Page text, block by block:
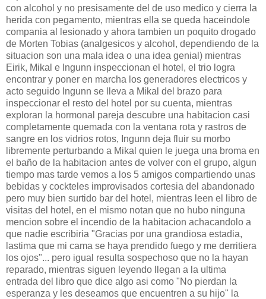
con alcohol y no presisamente del de uso medico y cierra la
herida con pegamento, mientras ella se queda haceindole
compania al lesionado y ahora tambien un poquito drogado
de Morten Tobias (analgesicos y alcohol, dependiendo de la
situacion son una mala idea o una idea genial) mientras
Eirik, Mikal e Ingunn inspeccionan el hotel, el trio logra
encontrar y poner en marcha los generadores electricos y
acto seguido Ingunn se lleva a Mikal del brazo para
inspeccionar el resto del hotel por su cuenta, mientras
exploran la hormonal pareja descubre una habitacion casi
completamente quemada con la ventana rota y rastros de
sangre en los vidrios rotos, Ingunn deja fluir su morbo
libremente perturbando a Mikal quien le juega una broma en
el baño de la habitacion antes de volver con el grupo, algun
tiempo mas tarde vemos a los 5 amigos compartiendo unas
bebidas y cockteles improvisados cortesia del abandonado
pero muy bien surtido bar del hotel, mientras leen el libro de
visitas del hotel, en el mismo notan que no hubo ninguna
mencion sobre el incendio de la habitacion achacandolo a
que nadie escribiria "Gracias por una grandiosa estadia,
lastima que mi cama se haya prendido fuego y me derritiera
los ojos"... pero igual resulta sospechoso que no la hayan
reparado, mientras siguen leyendo llegan a la ultima
entrada del libro que dice algo asi como "No pierdan la
esperanza y les deseamos que encuentren a su hijo" la